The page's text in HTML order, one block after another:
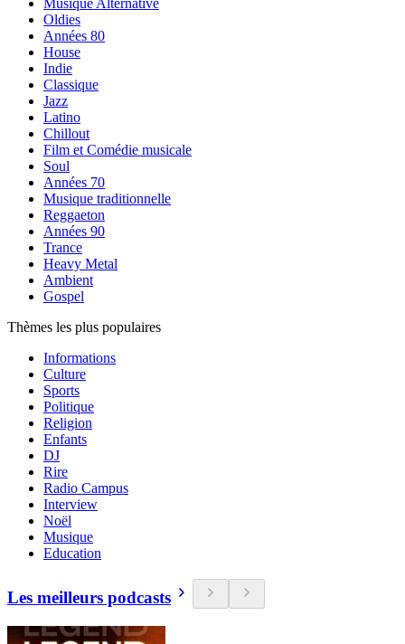
Musique Alternative
Oldies
Années 80
House
Indie
Classique
Jazz
Latino
Chillout
Film et Comédie musicale
Soul
Années 70
Musique traditionnelle
Reggaeton
Années 90
Trance
Heavy Metal
Ambient
Gospel
Thèmes les plus populaires
Informations
Culture
Sports
Politique
Religion
Enfants
DJ
Rire
Radio Campus
Interview
Noël
Musique
Education
Les meilleurs podcasts